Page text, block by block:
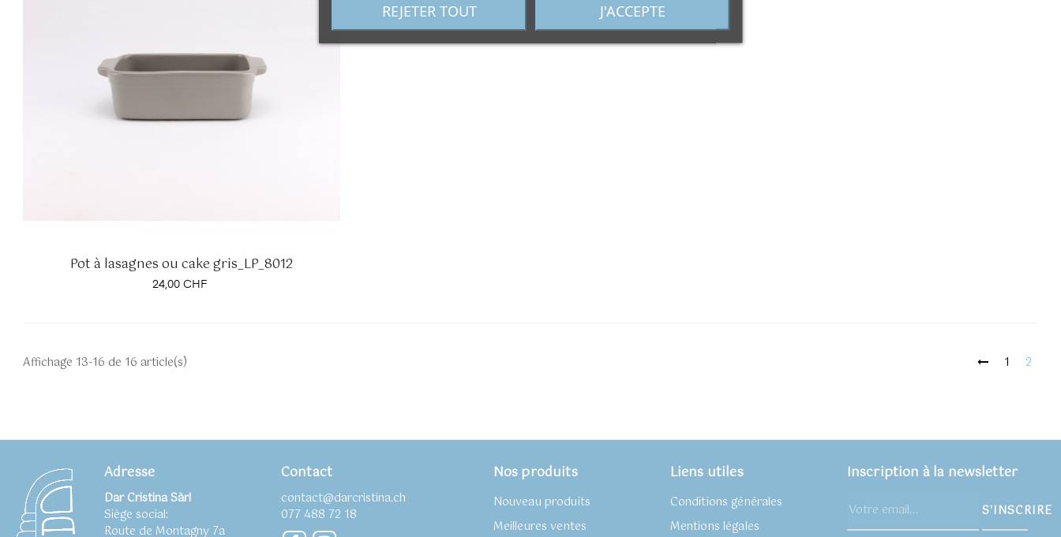
Pot à lasagnes ou cake gris_LP_8012
Prix
24,00 CHF
Affichage 13-16 de 16 article(s) 1 2
Adresse
Dar Cristina Sàrl
Siège social:
Route de Montagny 7a
Contact
contact@darcristina.ch
077 488 72 18
Nos produits
Nouveau produits
Meilleures ventes
Liens utiles
Conditions générales
Mentions légales
Inscription à la newsletter
S'INSCRIRE
REJETER TOUT J'ACCEPTE